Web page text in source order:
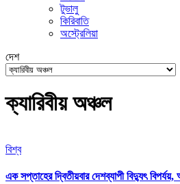
টুভালু
কিরিবাতি
অস্ট্রেলিয়া
দেশ
ক্যারিবীয় অঞ্চল
বিশ্ব
এক সপ্তাহের দ্বিতীয়বার দেশব্যাপী বিদ্যুৎ